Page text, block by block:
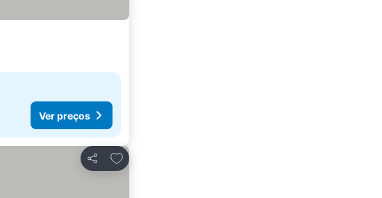
Ver preços
Partilhar
Adicionar aos favoritos